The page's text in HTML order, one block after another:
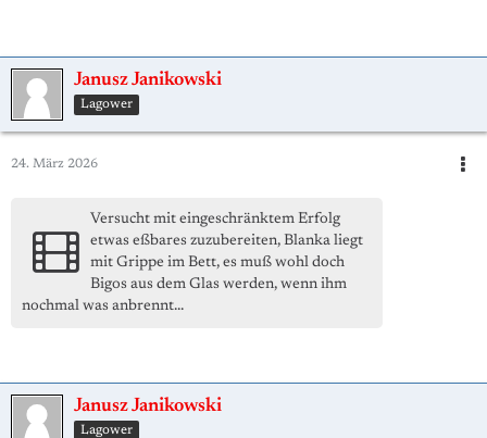
Janusz Janikowski
Lagower
24. März 2026
Versucht mit eingeschränktem Erfolg
etwas eßbares zuzubereiten, Blanka liegt
mit Grippe im Bett, es muß wohl doch
Bigos aus dem Glas werden, wenn ihm
nochmal was anbrennt...
Janusz Janikowski
Lagower